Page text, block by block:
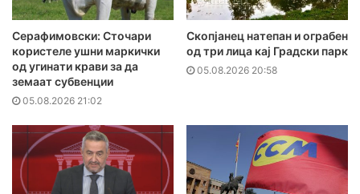
Серафимовски: Сточари
користеле ушни маркички
од угинати крави за да
земаат субвенции
05.08.2026 21:02
Скопјанец натепан и ограбен
од три лица кај Градски парк
05.08.2026 20:58